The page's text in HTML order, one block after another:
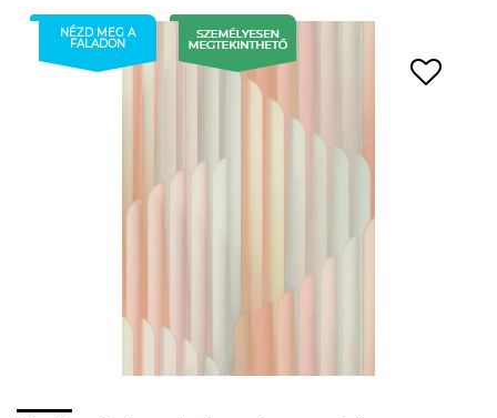
NÉZD MEG A
FALADON